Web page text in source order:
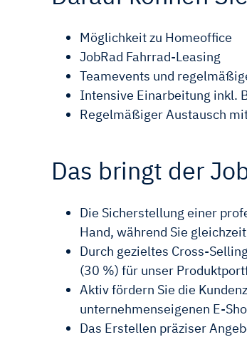
Möglichkeit zu Homeoffice
JobRad Fahrrad-Leasing
Teamevents und
Intensive Einarbeitung inkl.
Regelmäßiger Austausch
Das bringt der
Die Sicherstellung einer
Hand, während Sie
Durch gezieltes Cross-
(30 %) für unser
Aktiv fördern Sie die
unternehmenseigenen E-
Das Erstellen präziser